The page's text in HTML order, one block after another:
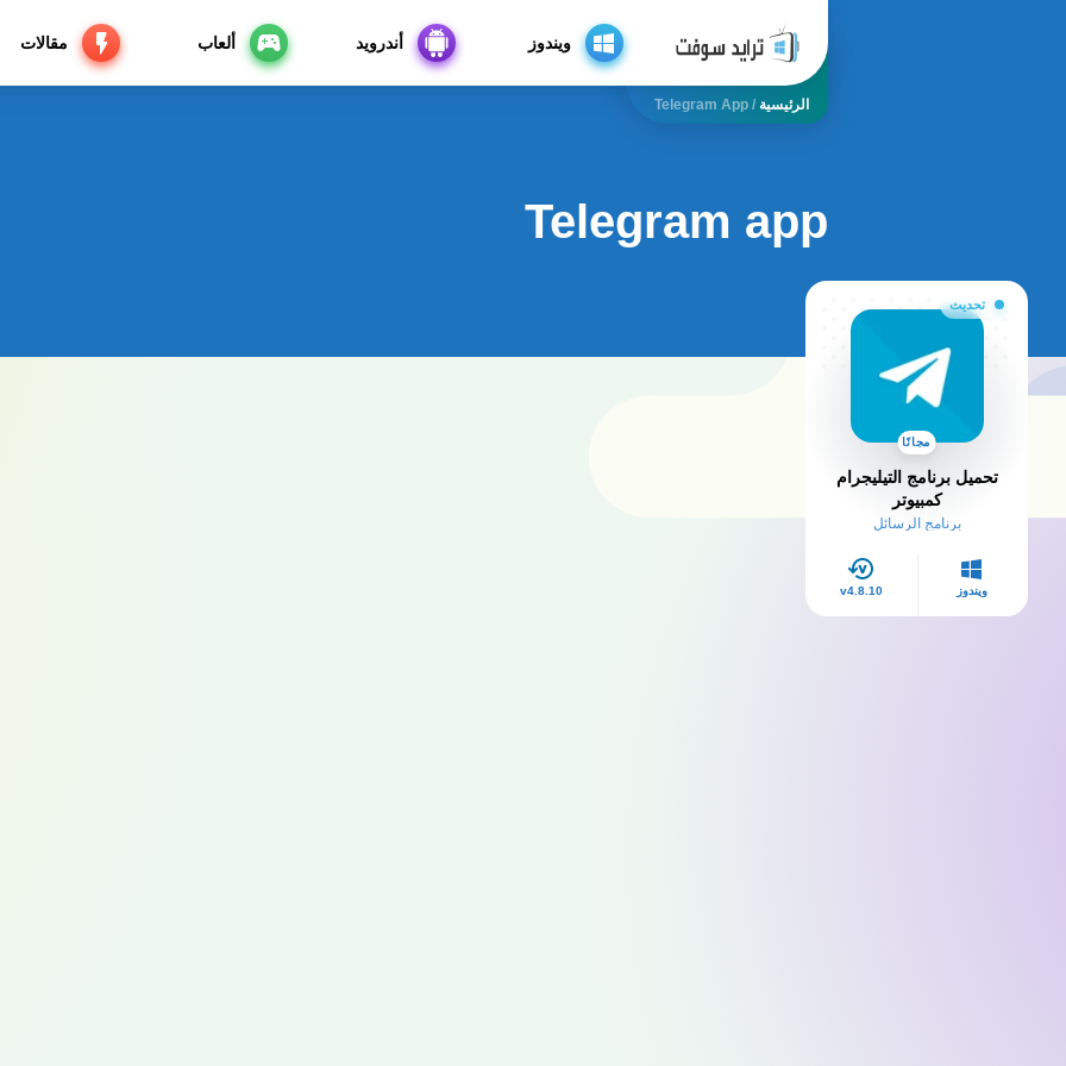
ويندوز أندرويد ألعاب مقالات
الرئيسية /
Telegram App
Telegram app
تحديث
مجانًا
تحميل برنامج التيليجرام
كمبيوتر
برنامج الرسائل
ويندوز v4.8.10